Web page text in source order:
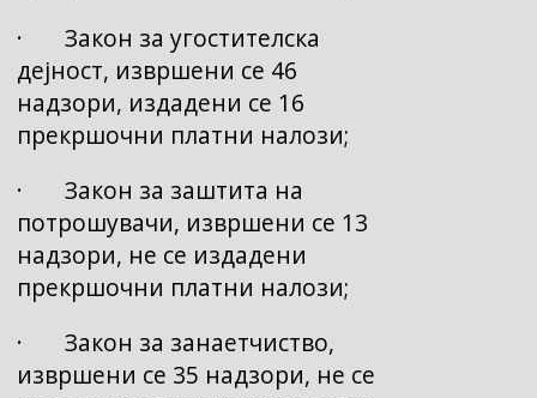
· Закон за угостителска
дејност, извршени се 46
надзори, издадени се 16
прекршочни платни налози;
· Закон за заштита на
потрошувачи, извршени се 13
надзори, не се издадени
прекршочни платни налози;
· Закон за занаетчиство,
извршени се 35 надзори, не се